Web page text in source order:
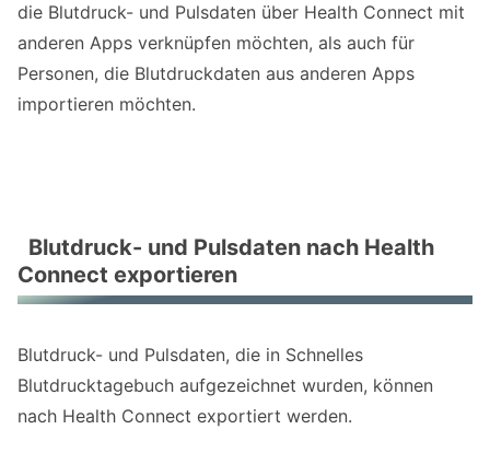
die Blutdruck- und Pulsdaten über Health Connect mit
anderen Apps verknüpfen möchten, als auch für
Personen, die Blutdruckdaten aus anderen Apps
importieren möchten.
Blutdruck- und Pulsdaten nach Health
Connect exportieren
Blutdruck- und Pulsdaten, die in Schnelles
Blutdrucktagebuch aufgezeichnet wurden, können
nach Health Connect exportiert werden.